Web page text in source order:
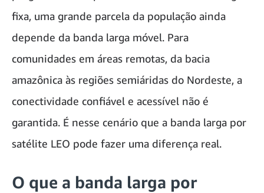
fixa, uma grande parcela da população ainda
depende da banda larga móvel. Para
comunidades em áreas remotas, da bacia
amazônica às regiões semiáridas do Nordeste, a
conectividade confiável e acessível não é
garantida. É nesse cenário que a banda larga por
satélite LEO pode fazer uma diferença real.
O que a banda larga por